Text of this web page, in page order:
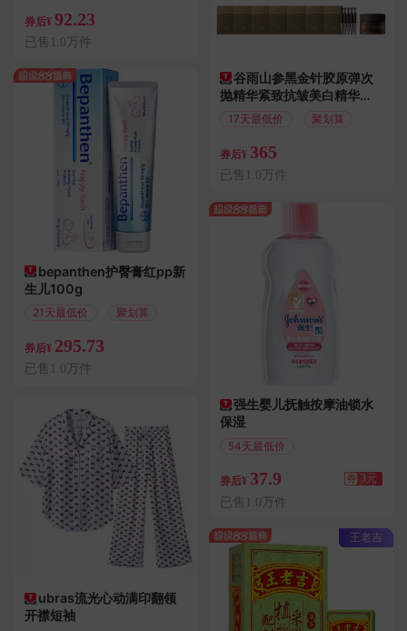
券后¥ 92.23
已售1.0万件
bepanthen护臀膏红pp新
生儿100g
21天最低价 聚划算
券后¥ 295.73
已售1.0万件
ubras流光心动满印翻领
开襟短袖
谷雨山参黑金针胶原弹次
抛精华紧致抗皱美白精华液
护肤品女
17天最低价 聚划算
券后¥ 365
已售1.0万件
强生婴儿抚触按摩油锁水
保湿
54天最低价
券后¥ 37.9 券 3元
已售1.0万件
王老吉